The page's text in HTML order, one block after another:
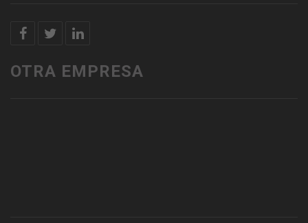
OTRA EMPRESA